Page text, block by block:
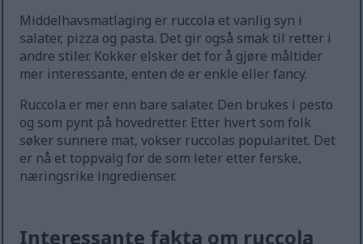
Middelhavsmatlaging er ruccola et vanlig syn i
salater, pizza og pasta. Det gir også smak til retter i
andre stiler. Kokker elsker det for å gjøre måltider
mer interessante, enten de er enkle eller fancy.
Ruccola er mer enn bare salater. Den brukes i pesto
og som pynt på hovedretter. Etter hvert som folk
søker sunnere mat, vokser ruccolas popularitet. Det
er nå et toppvalg for de som leter etter ferske,
næringsrike ingredienser.
Interessante fakta om ruccola